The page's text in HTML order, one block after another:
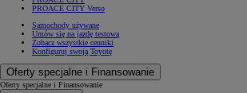
PROACE CITY Verso
Samochody używane
Umów się na jazdę testową
Zobacz wszystkie cenniki
Konfiguruj swoją Toyotę
Oferty specjalne i Finansowanie
Oferty specjalne i Finansowanie